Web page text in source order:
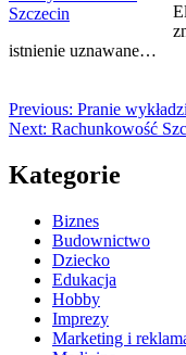
istnienie uznawane…
Previous: Pranie
Next: Rachunkowość
Kategorie
Biznes
Budownictwo
Dziecko
Edukacja
Hobby
Imprezy
Marketing i